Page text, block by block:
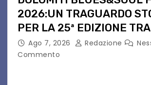
2026:UN TRAGUARDO
PER LA 25ª EDIZIONE
PATRIMONIO UNESCO
Ago 7, 2026 Redazione
Commento